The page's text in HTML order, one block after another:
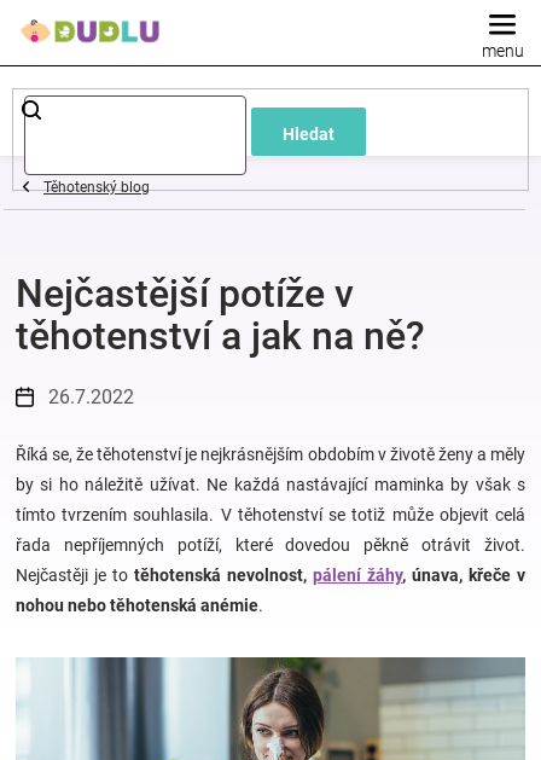
Hledat
Dětské
a
oblečení
Pokojíček
a
kojenecká
výbava
Hračky
a
Těhotenský blog
Nejčastější potíže v
těhotenství a jak na ně?
26.7.2022
Říká se, že těhotenství je nejkrásnějším obdobím v životě ženy a měly
by si ho náležitě užívat. Ne každá nastávající maminka by však s
tímto tvrzením souhlasila. V těhotenství se totiž může objevit celá
řada nepříjemných potíží, které dovedou pěkně otrávit život.
Nejčastěji je to těhotenská nevolnost, pálení žáhy, únava, křeče v
nohou nebo těhotenská anémie.